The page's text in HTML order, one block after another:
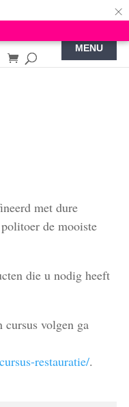
×
met dure
de mooiste
die u nodig heeft
volgen ga
restauratie/.